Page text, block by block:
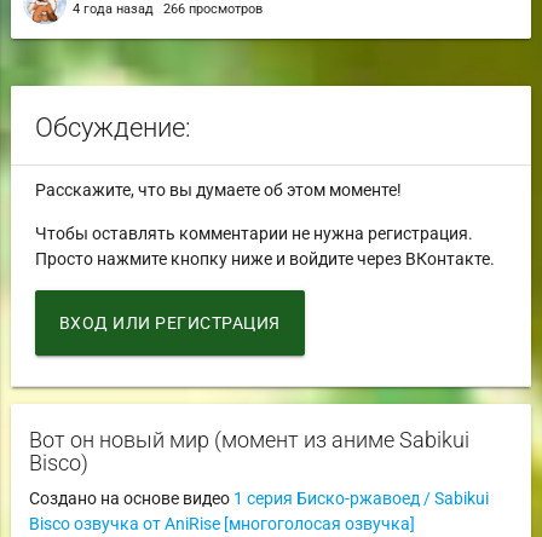
4 года назад 266 просмотров
Обсуждение:
Расскажите, что вы думаете об этом моменте!
Чтобы оставлять комментарии не нужна регистрация.
Просто нажмите кнопку ниже и войдите через ВКонтакте.
ВХОД ИЛИ РЕГИСТРАЦИЯ
Вот он новый мир (момент из аниме Sabikui
Bisco)
Создано на основе видео 1 серия Биско-ржавоед / Sabikui
Bisco озвучка от AniRise [многоголосая озвучка]